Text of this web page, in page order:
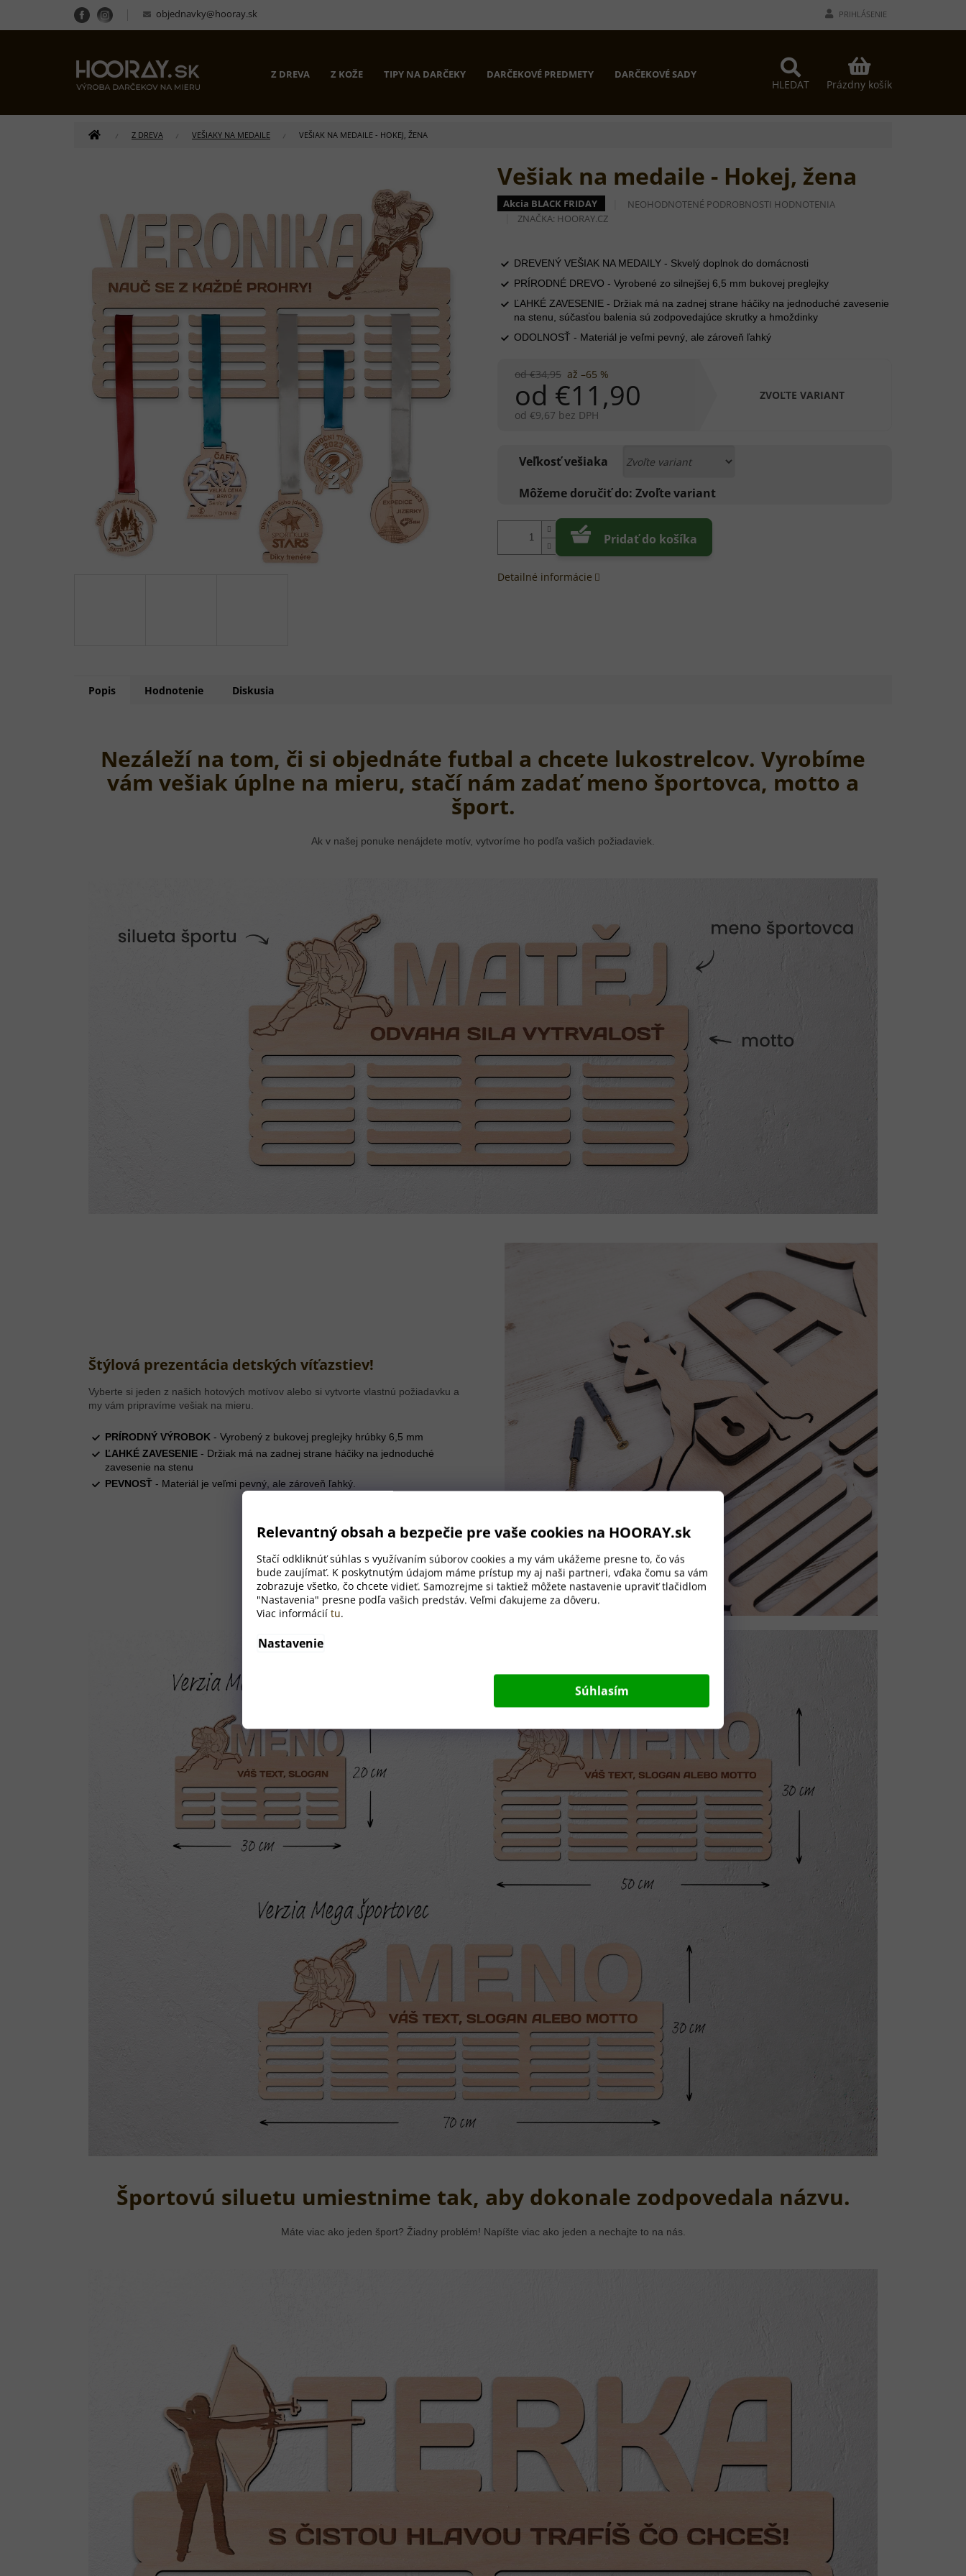
Relevantný obsah a bezpečie pre vaše cookies na HOORAY.sk
Stačí odkliknúť súhlas s využívaním súborov cookies a my vám ukážeme presne to, čo vás
bude zaujímať. K poskytnutým údajom máme prístup my aj naši partneri, vďaka čomu sa vám
zobrazuje všetko, čo chcete vidieť. Samozrejme si taktiež môžete nastavenie upraviť tlačidlom
"Nastavenia" presne podľa vašich predstáv. Veľmi ďakujeme za dôveru.
Viac informácií tu.
Nastavenie
Súhlasím
obsah
objednavky@hooray.sk PRIHLÁSENIE
HLEDAT
NÁKUPNÝ
KOŠÍK
Prázdny košík
Z DREVA Z KOŽE TIPY NA DARČEKY DARČEKOVÉ PREDMETY DARČEKOVÉ SADY
DOMOVZ DREVA VEŠIAKY NA MEDAILE VEŠIAK NA MEDAILE - HOKEJ, ŽENA
Vešiak na medaile - Hokej, žena
Akcia BLACK FRIDAY
PRIEMERNÉ
Z
HVIEZDIČIEK.
NEOHODNOTENÉ PODROBNOSTI HODNOTENIA
ZNAČKA: HOORAY.CZ
od €34,95 až –65 %
od €11,90
od €9,67 bez DPH
ZVOĽTE VARIANT
Veľkosť vešiaka
Môžeme doručiť do: Zvoľte variant
Pridať do košíka
DREVENÝ VEŠIAK NA MEDAILY - Skvelý doplnok do domácnosti
PRÍRODNÉ DREVO - Vyrobené zo silnejšej 6,5 mm bukovej preglejky
ĽAHKÉ ZAVESENIE - Držiak má na zadnej strane háčiky na jednoduché zavesenie
na stenu, súčasťou balenia sú zodpovedajúce skrutky a hmoždinky
ODOLNOSŤ - Materiál je veľmi pevný, ale zároveň ľahký
Detailné informácie
Popis Hodnotenie Diskusia
Nezáleží na tom, či si objednáte futbal a chcete lukostrelcov. Vyrobíme
vám vešiak úplne na mieru, stačí nám zadať meno športovca, motto a
šport.
Ak v našej ponuke nenájdete motív, vytvoríme ho podľa vašich požiadaviek.
Štýlová prezentácia detských víťazstiev!
Vyberte si jeden z našich hotových motívov alebo si vytvorte vlastnú požiadavku a
my vám pripravíme vešiak na mieru.
PRÍRODNÝ VÝROBOK - Vyrobený z bukovej preglejky hrúbky 6,5 mm
ĽAHKÉ ZAVESENIE - Držiak má na zadnej strane háčiky na jednoduché
zavesenie na stenu
PEVNOSŤ - Materiál je veľmi pevný, ale zároveň ľahký.
Športovú siluetu umiestnime tak, aby dokonale zodpovedala názvu.
Máte viac ako jeden šport? Žiadny problém! Napíšte viac ako jeden a nechajte to na nás.